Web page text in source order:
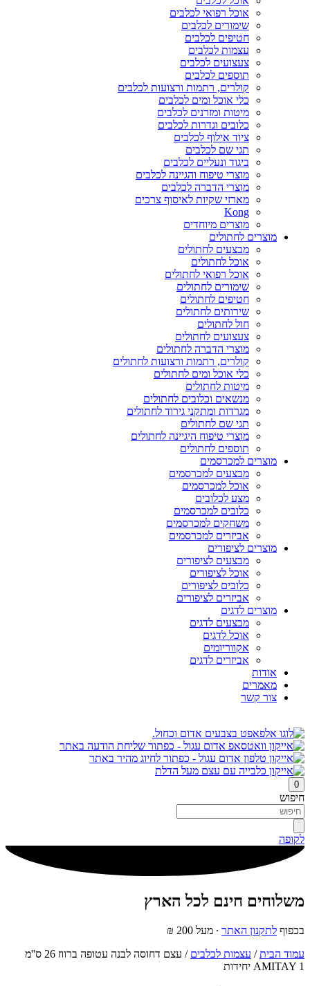
אוכל רפואי לכלבים
שימורים לכלבים
חטיפים לכלבים
עצמות לכלבים
צעצועים לכלבים
תוספים לכלבים
קולרים, רתמות ורצועות לכלבים
כלי אוכל ומים לכלבים
מיטות ומזרנים לכלבים
כלובים וגדרות לכלבים
ציוד אילוף לכלבים
תגי שם לכלבים
ביגוד ונעליים לכלבים
מוצרי טיפוח והגיינה לכלבים
מוצרי הדברה לכלבים
מארזי שקיות לאיסוף צרכים
Kong
מוצרים מיוחדים
מוצרים לחתולים
מבצעים לחתולים
אוכל לחתולים
אוכל רפואי לחתולים
שימורים לחתולים
חטיפים לחתולים
שירותים לחתולים
חול לחתולים
צעצועים לחתולים
מוצרי הדברה לחתולים
קולרים, רתמות ורצועות לחתולים
כלי אוכל ומים לחתולים
מיטות לחתולים
מנשאים וכלובים לחתולים
מגרדות ומתקני גירוד לחתולים
תגי שם לחתולים
מוצרי טיפוח היגיינה לחתולים
תוספים לחתולים
מוצרים למכרסמים
מבצעים למכרסמים
אוכל למכרסמים
מצע לכלובים
כלובים למכרסמים
משחקים למכרסמים
אביזרים למכרסמים
מוצרים לציפורים
מבצעים לציפורים
אוכל לציפורים
כלובים לציפורים
אביזרים לציפורים
מוצרים לדגים
מבצעים לדגים
אוכל לדגים
אקווריומים
אביזרים לדגים
אודות
מאמרים
צור קשר
0
חיפוש
לקופה
משלוחים חינם לכל הארץ
בכפוף לתקנון האתר ∙ מעל 200 ₪
עמוד הבית/ עצמות לכלבים
/ עצם דחוסה לבנה עטופה ברווז 26 ס''מ
AMITAY 1 יחידות